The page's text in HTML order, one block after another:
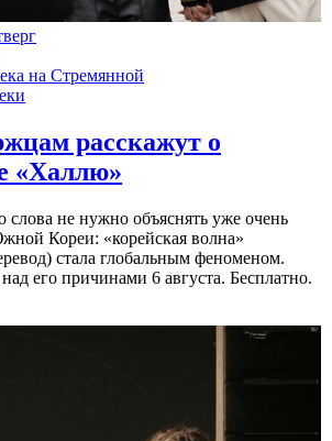
на Стремянной
расскажут о
«Халлю»
слова не нужно объяснять уже очень
Кореи: «корейская волна»
стала глобальным феноменом.
его причинами 6 августа. Бесплатно.